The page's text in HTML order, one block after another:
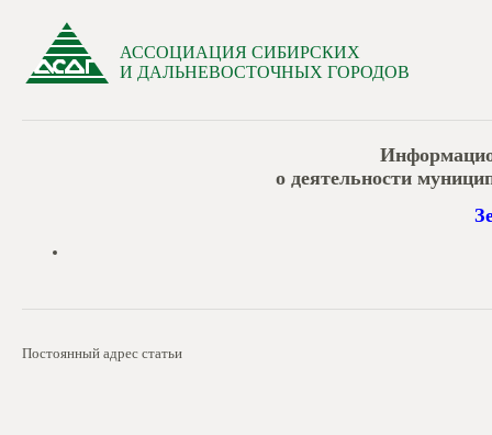
АССОЦИАЦИЯ СИБИРСКИХ
И ДАЛЬНЕВОСТОЧНЫХ ГОРОДОВ
о деятельности
Постоянный адрес статьи